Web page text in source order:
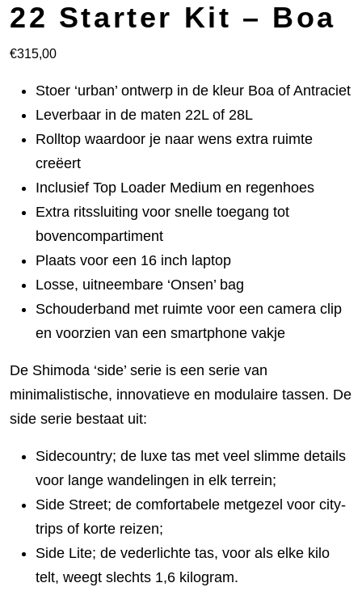
22 Starter Kit – Boa
€315,00
Stoer ‘urban’ ontwerp in de kleur Boa of Antraciet
Leverbaar in de maten 22L of 28L
Rolltop waardoor je naar wens extra ruimte
creëert
Inclusief Top Loader Medium en regenhoes
Extra ritssluiting voor snelle toegang tot
bovencompartiment
Plaats voor een 16 inch laptop
Losse, uitneembare ‘Onsen’ bag
Schouderband met ruimte voor een camera clip
en voorzien van een smartphone vakje
De Shimoda ‘side’ serie is een serie van
minimalistische, innovatieve en modulaire tassen. De
side serie bestaat uit:
Sidecountry; de luxe tas met veel slimme details
voor lange wandelingen in elk terrein;
Side Street; de comfortabele metgezel voor city-
trips of korte reizen;
Side Lite; de vederlichte tas, voor als elke kilo
telt, weegt slechts 1,6 kilogram.